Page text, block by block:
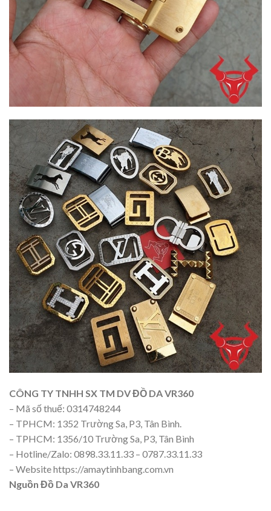
CÔNG TY TNHH SX TM DV ĐỒ DA VR360
– Mã số thuế: 0314748244
– TPHCM: 1352 Trường Sa, P3, Tân Bình.
– TPHCM: 1356/10 Trường Sa, P3, Tân Bình
– Hotline/Zalo: 0898.33.11.33 – 0787.33.11.33
– Website https://amaytinhbang.com.vn
Nguồn Đồ Da VR360